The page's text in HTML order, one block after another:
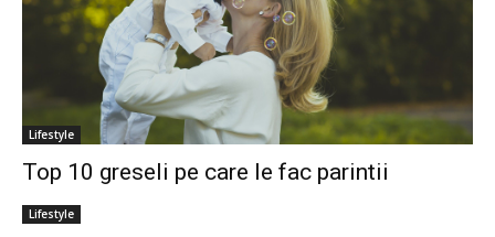
Lifestyle
Top 10 greseli pe care le fac parintii
Lifestyle